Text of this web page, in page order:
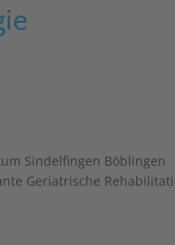
Sindelfingen Böblingen
Geriatrische